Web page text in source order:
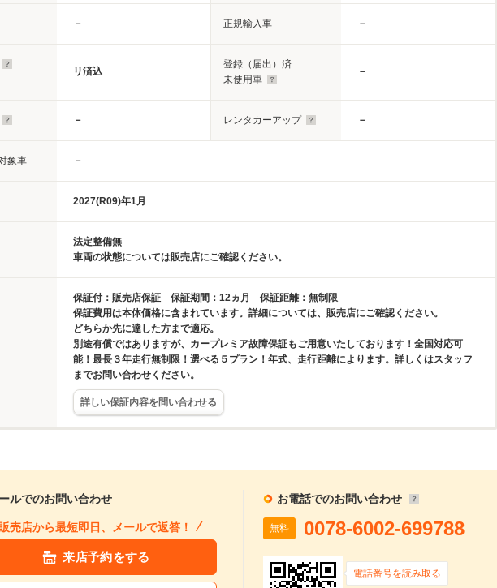
－ 正規輸入車 －
リ済込
登録（届出）済
未使用車
－
－ レンタカーアップ －
象車 －
2027(R09)年1月
法定整備無
車両の状態については販売店にご確認ください。
保証付：販売店保証 保証期間：12ヵ月 保証距離：無制限
保証費用は本体価格に含まれています。詳細については、販売店にご確認ください。
どちらか先に達した方まで適応。
別途有償ではありますが、カープレミア故障保証もご用意いたしております！全国対応可
能！最長３年走行無制限！選べる５プラン！年式、走行距離によります。詳しくはスタッフ
までお問い合わせください。
詳しい保証内容を問い合わせる
ルでのお問い合わせ
販売店から最短即日、メールで返答！
来店予約をする
お電話でのお問い合わせ
無料 0078-6002-699788
電話番号を読み取る